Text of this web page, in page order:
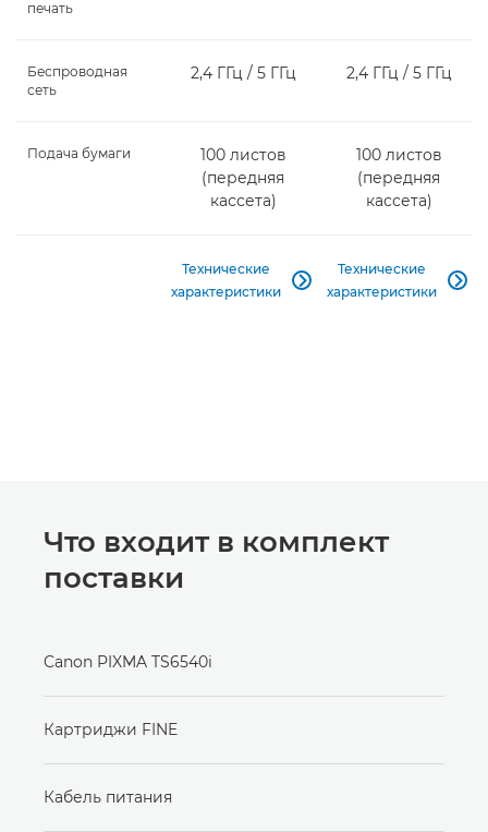
печать
Беспроводная
сеть
2,4 ГГц / 5 ГГц 2,4 ГГц / 5 ГГц
Подача бумаги
100 листов
(передняя
кассета)
100 листов
(передняя
кассета)
Технические
характеристики

Технические
характеристики

Что входит в комплект
поставки
Canon PIXMA TS6540i
Картриджи FINE
Кабель питания